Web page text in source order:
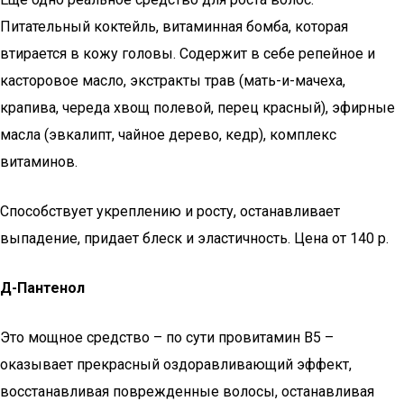
Питательный коктейль, витаминная бомба, которая
втирается в кожу головы. Содержит в себе репейное и
касторовое масло, экстракты трав (мать-и-мачеха,
крапива, череда хвощ полевой, перец красный), эфирные
масла (эвкалипт, чайное дерево, кедр), комплекс
витаминов.
Способствует укреплению и росту, останавливает
выпадение, придает блеск и эластичность. Цена от 140 р.
Д-Пантенол
Это мощное средство – по сути провитамин В5 –
оказывает прекрасный оздоравливающий эффект,
восстанавливая поврежденные волосы, останавливая